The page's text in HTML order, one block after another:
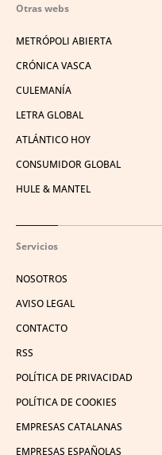
Otras webs
METRÓPOLI ABIERTA
CRÓNICA VASCA
CULEMANÍA
LETRA GLOBAL
ATLÁNTICO HOY
CONSUMIDOR GLOBAL
HULE & MANTEL
Servicios
NOSOTROS
AVISO LEGAL
CONTACTO
RSS
POLÍTICA DE PRIVACIDAD
POLÍTICA DE COOKIES
EMPRESAS CATALANAS
EMPRESAS ESPAÑOLAS